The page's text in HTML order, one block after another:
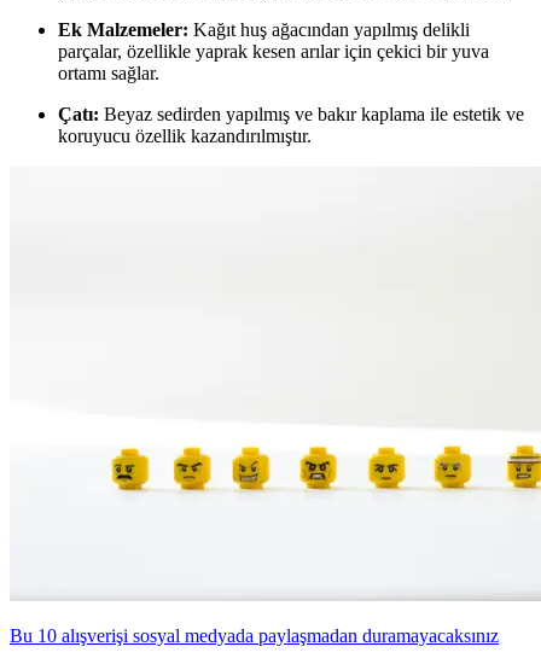
Ek Malzemeler: Kağıt huş ağacından yapılmış delikli
parçalar, özellikle yaprak kesen arılar için çekici bir yuva
ortamı sağlar.
Çatı: Beyaz sedirden yapılmış ve bakır kaplama ile estetik ve
koruyucu özellik kazandırılmıştır.
Bu 10 alışverişi sosyal medyada paylaşmadan duramayacaksınız